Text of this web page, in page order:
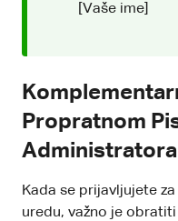
[Vaše ime]
Propratnom
Administratora
Kada se prijavljujete
uredu, važno je